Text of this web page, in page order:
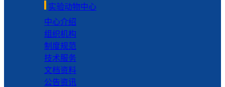
实验动物中心
中心介绍
组织机构
制度规范
技术服务
文档资料
公告资讯